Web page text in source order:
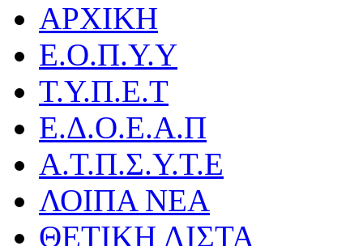
ΑΡΧΙΚΗ
Ε.Ο.Π.Υ.Υ
Τ.Υ.Π.Ε.Τ
Ε.Δ.Ο.Ε.Α.Π
Α.Τ.Π.Σ.Υ.Τ.Ε
ΛΟΙΠΑ ΝΕΑ
ΘΕΤΙΚΗ ΛΙΣΤΑ